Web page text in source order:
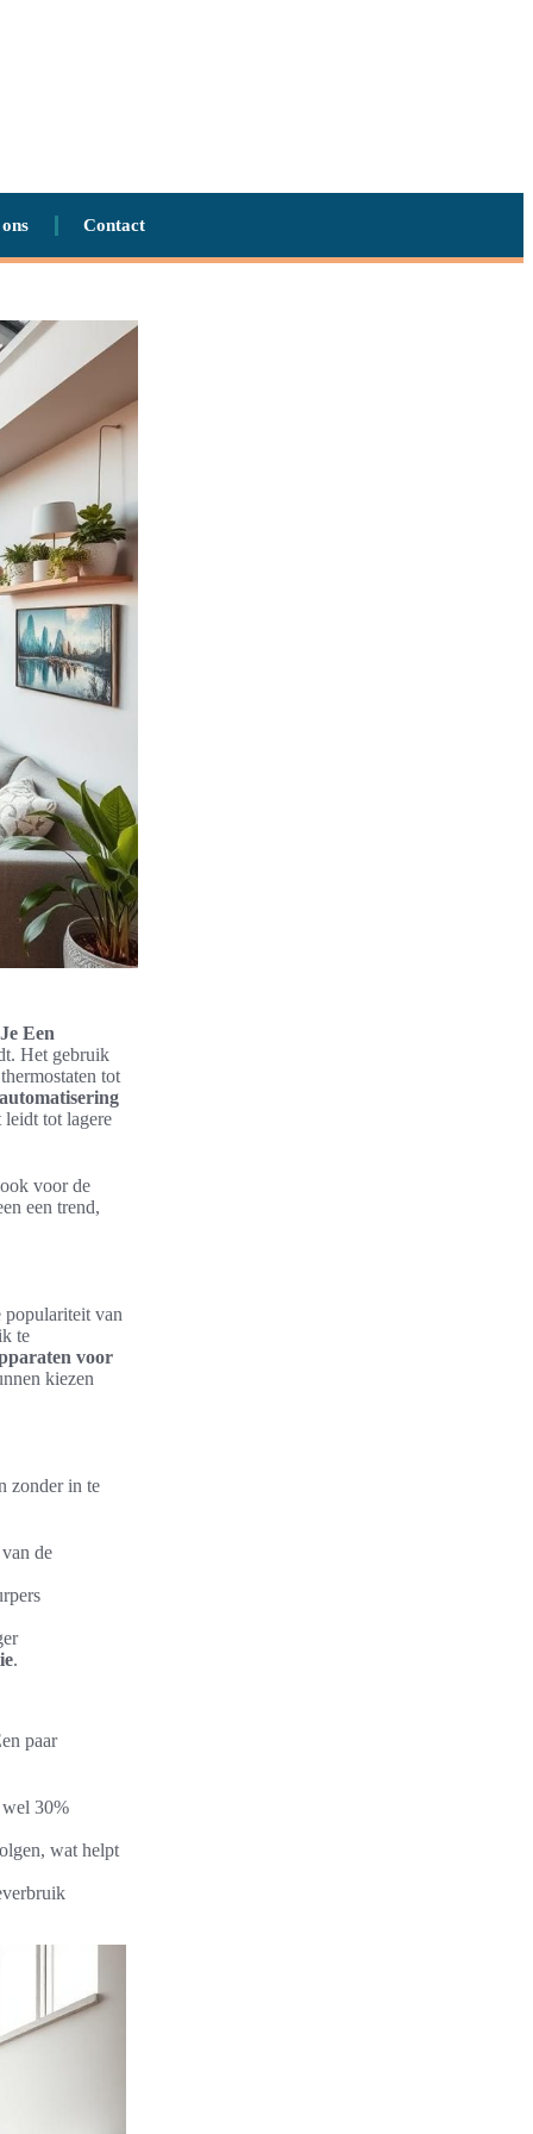
Contact
Een
Het gebruik
tot
leidt tot lagere
voor de
een trend,
populariteit van
te
voor
kiezen
zonder in te
de
.
paar
wel 30%
wat helpt